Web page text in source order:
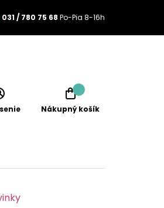
031 / 780 75 68 Po-Pia 8-16h
Nákupný košík